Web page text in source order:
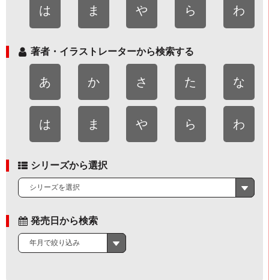
は ま や ら わ
著者・イラストレーターから検索する
あ か さ た な
は ま や ら わ
シリーズから選択
シリーズを選択
発売日から検索
年月で絞り込み